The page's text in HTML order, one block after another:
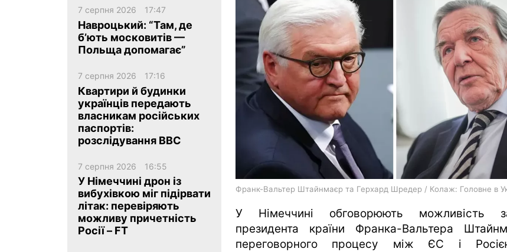
gambling
Франк-Вальтер Штайнмаєр та Герхард Шредер / Колаж: Головне в
У Німеччині обговорюють можливість
президента країни Франка-Вальтера
переговорного процесу між ЄС і
7 серпня 2026 17:47
Навроцький: “Там, де
б’ють московитів —
Польща допомагає”
7 серпня 2026 17:16
Квартири й будинки
українців передають
власникам російських
паспортів:
розслідування BBC
7 серпня 2026 16:55
У Німеччині дрон із
вибухівкою міг підірвати
літак: перевіряють
можливу причетність
Росії – FT